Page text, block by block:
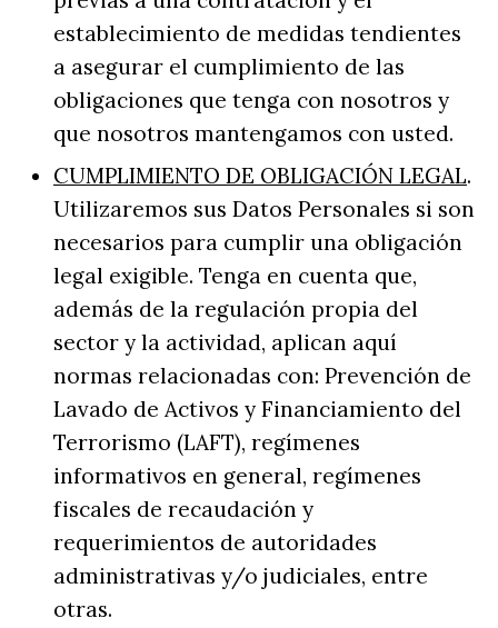
establecimiento de medidas tendientes
a asegurar el cumplimiento de las
obligaciones que tenga con nosotros y
que nosotros mantengamos con usted.
CUMPLIMIENTO DE OBLIGACIÓN LEGAL.
Utilizaremos sus Datos Personales si son
necesarios para cumplir una obligación
legal exigible. Tenga en cuenta que,
además de la regulación propia del
sector y la actividad, aplican aquí
normas relacionadas con: Prevención de
Lavado de Activos y Financiamiento del
Terrorismo (LAFT), regímenes
informativos en general, regímenes
fiscales de recaudación y
requerimientos de autoridades
administrativas y/o judiciales, entre
otras.